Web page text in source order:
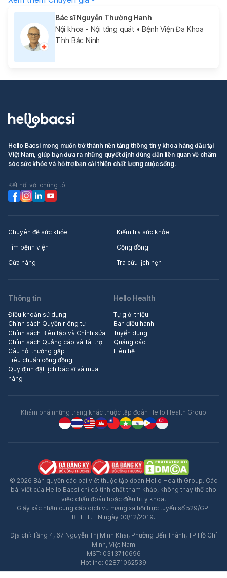
Bác sĩ Nguyễn Thường Hanh
Nội khoa - Nội tổng quát• Bệnh Viện Đa Khoa
Tỉnh Bắc Ninh
Hello Bacsi mong muốn trở thành nền tảng thông tin y khoa hàng đầu tại
Việt Nam, giúp bạn đưa ra những quyết định đúng đắn liên quan về chăm
sóc sức khỏe và hỗ trợ bạn cải thiện chất lượng cuộc sống.
Kết nối với chúng tôi
Chuyên đề sức khỏe
Kiểm tra sức khỏe
Tìm bệnh viện
Cộng đồng
Cửa hàng
Tra cứu lịch hẹn
Thông tin
Điều khoản sử dụng
Chính sách Quyền riêng tư
Chính sách Biên tập và Chỉnh sửa
Chính sách Quảng cáo và Tài trợ
Câu hỏi thường gặp
Tiêu chuẩn cộng đồng
Quy định đặt lịch bác sĩ và mua
hàng
Hello Health
Tự giới thiệu
Ban điều hành
Tuyển dụng
Quảng cáo
Liên hệ
Khám phá những trang khác thuộc tập đoàn Hello Health Group
© 2026 Bản quyền các bài viết thuộc tập đoàn Hello Health Group. Các
bài viết của Hello Bacsi chỉ có tính chất tham khảo, không thay thế cho
việc chẩn đoán hoặc điều trị y khoa.
Giấy xác nhận cung cấp dịch vụ mạng xã hội trực tuyến số 529/GP-
BTTTT, HN ngày 03/12/2019.
Địa chỉ: Tầng 4, 67 Nguyễn Thị Minh Khai, Phường Bến Thành, TP Hồ Chí
Minh, Việt Nam
MST: 0313710696
Hotline: 02871062539